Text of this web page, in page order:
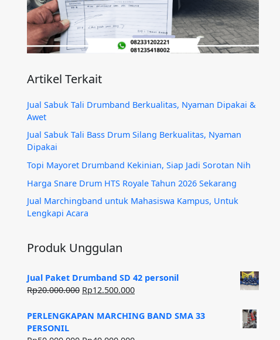
Artikel Terkait
Jual Sabuk Tali Drumband Berkualitas, Nyaman Dipakai &
Awet
Jual Sabuk Tali Bass Drum Silang Berkualitas, Nyaman
Dipakai
Topi Mayoret Drumband Kekinian, Siap Jadi Sorotan Nih
Harga Snare Drum HTS Royale Tahun 2026 Sekarang
Jual Marchingband untuk Mahasiswa Kampus, Untuk
Lengkapi Acara
Produk Unggulan
Jual Paket Drumband SD 42 personil
Rp20.000.000 Harga
adalah:
Rp12.500.000Harga
ini
PERLENGKAPAN MARCHING BAND SMA 33
PERSONIL